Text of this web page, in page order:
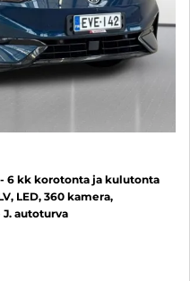
- 6 kk korotonta ja kulutonta
LED, 360 kamera,
J. autoturva